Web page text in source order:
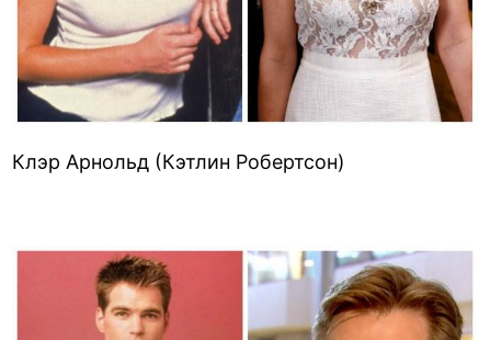
Клэр Арнольд (Кэтлин Робертсон)